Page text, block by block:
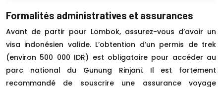
Formalités administratives et assurances
Avant de partir pour Lombok, assurez-vous d’avoir un
visa indonésien valide. L’obtention d’un permis de trek
(environ 500 000 IDR) est obligatoire pour accéder au
parc national du Gunung Rinjani. Il est fortement
recommandé de souscrire une assurance voyage